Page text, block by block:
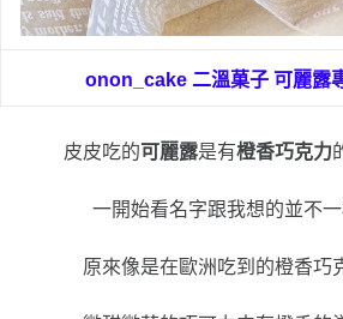
onon_cake 二溫菓子 可麗露
皮皮吃的可麗露是有橙香巧克力
一開始看名字跟我想的並不一
原來像是在歐洲吃到的橙香巧